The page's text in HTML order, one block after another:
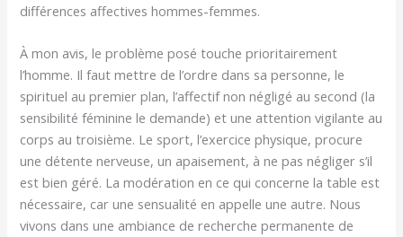
différences affectives hommes-femmes.
À mon avis, le problème posé touche prioritairement
l’homme. Il faut mettre de l’ordre dans sa personne, le
spirituel au premier plan, l’affectif non négligé au second (la
sensibilité féminine le demande) et une attention vigilante au
corps au troisième. Le sport, l’exercice physique, procure
une détente nerveuse, un apaisement, à ne pas négliger s’il
est bien géré. La modération en ce qui concerne la table est
nécessaire, car une sensualité en appelle une autre. Nous
vivons dans une ambiance de recherche permanente de